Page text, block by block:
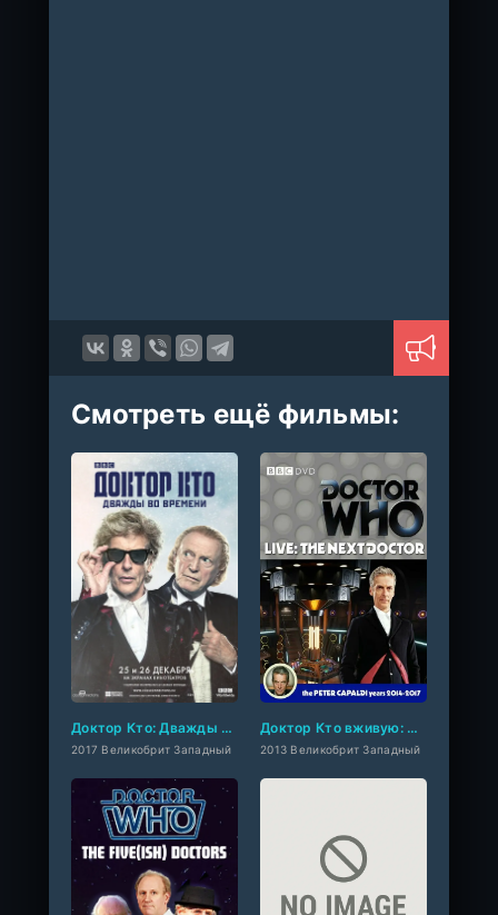
Смотреть ещё фильмы:
Доктор Кто: Дважды во времени
2017 Великобрит Западный
Доктор Кто вживую: Следующий Доктор
2013 Великобрит Западный